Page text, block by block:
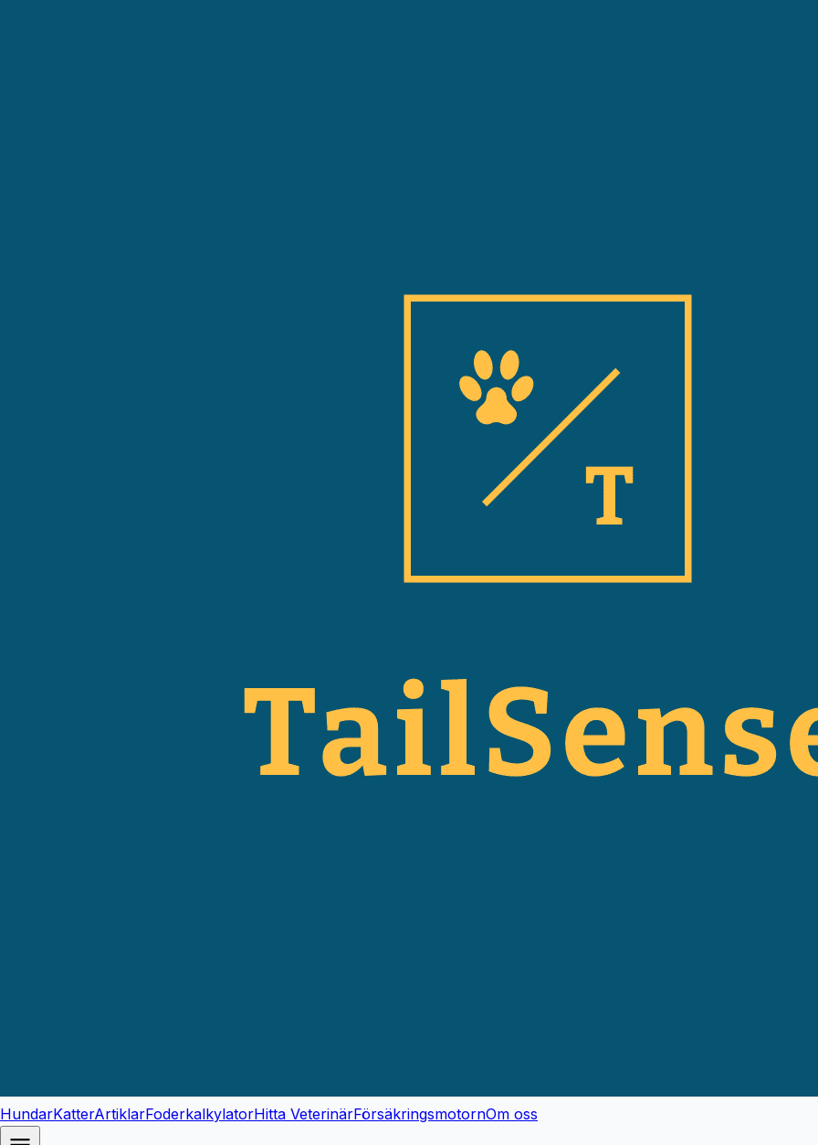
HundarKatterArtiklarFoderkalkylatorHitta VeterinärFörsäkringsmotornOm oss